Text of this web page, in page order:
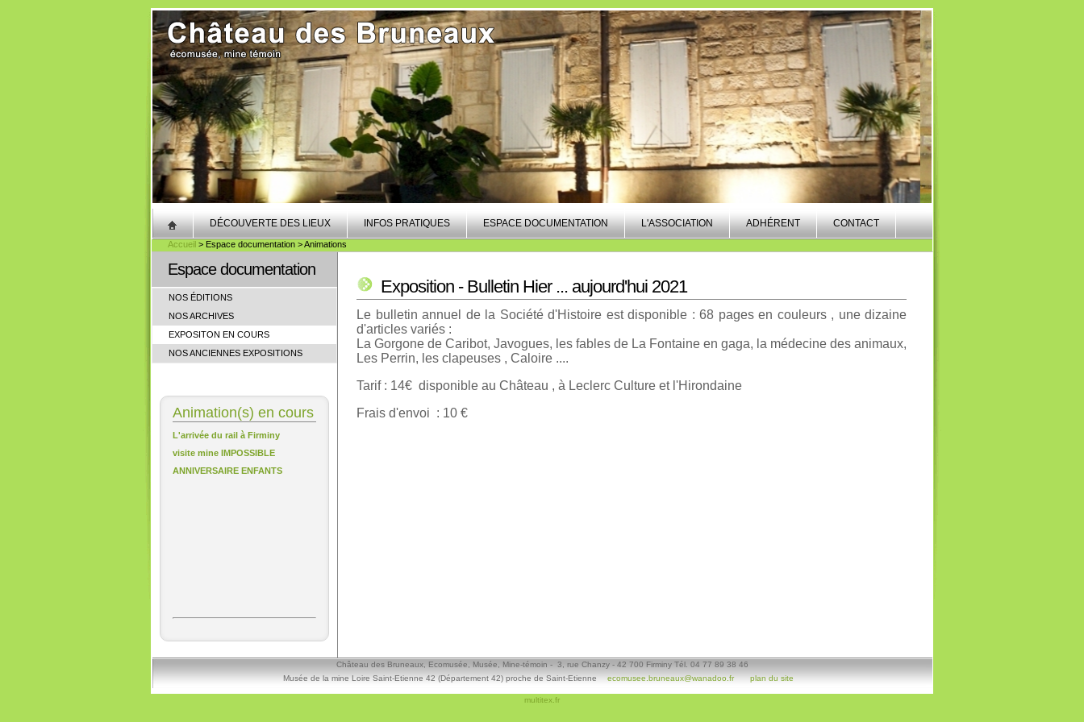
DÉCOUVERTE DES LIEUX INFOS PRATIQUES ESPACE DOCUMENTATION L'ASSOCIATION ADHÉRENT CONTACT
Accueil > Espace documentation > Animations
Espace documentation
NOS ÉDITIONS
NOS ARCHIVES
EXPOSITON EN COURS
NOS ANCIENNES EXPOSITIONS
Animation(s) en cours
L'arrivée du rail à Firminy
visite mine IMPOSSIBLE
ANNIVERSAIRE ENFANTS
Exposition - Bulletin Hier ... aujourd'hui 2021
Le bulletin annuel de la Société d'Histoire est disponible : 68 pages en couleurs , une dizaine
d'articles variés :
La Gorgone de Caribot, Javogues, les fables de La Fontaine en gaga, la médecine des animaux,
Les Perrin, les clapeuses , Caloire ....
Tarif : 14€ disponible au Château , à Leclerc Culture et l'Hirondaine
Frais d'envoi : 10 €
Château des Bruneaux, Ecomusée, Musée, Mine-témoin - 3, rue Chanzy - 42 700 Firminy Tél. 04 77 89 38 46
Musée de la mine Loire Saint-Etienne 42 (Département 42) proche de Saint-Etienne
ecomusee.bruneaux@wanadoo.fr plan du site
multitex.fr